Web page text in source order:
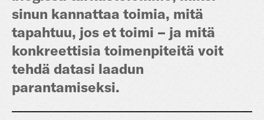
sinun kannattaa toimia, mitä
tapahtuu, jos et toimi – ja mitä
konkreettisia toimenpiteitä voit
tehdä datasi laadun
parantamiseksi.